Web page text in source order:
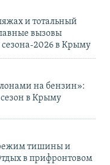
и тотальный
вызовы
сезона-2026 в Крыму
на бензин»:
в Крыму
тишины и
в прифронтовом